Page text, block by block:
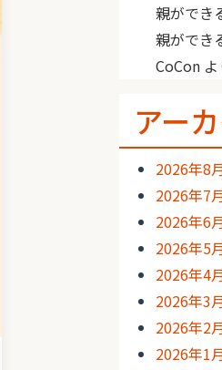
親ができ
親ができ
CoCon よ
アー
2026年8
2026年7
2026年6
2026年5
2026年4
2026年3
2026年2
2026年1